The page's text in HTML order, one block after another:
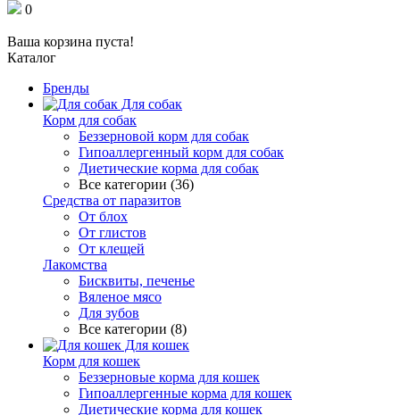
0
Ваша корзина пуста!
Каталог
Бренды
Для собак
Корм для собак
Беззерновой корм для собак
Гипоаллергенный корм для собак
Диетические корма для собак
Все категории (36)
Средства от паразитов
От блох
От глистов
От клещей
Лакомства
Бисквиты, печенье
Вяленое мясо
Для зубов
Все категории (8)
Для кошек
Корм для кошек
Беззерновые корма для кошек
Гипоаллергенные корма для кошек
Диетические корма для кошек